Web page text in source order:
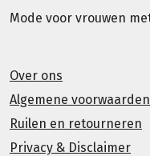
Mode voor vrouwen
Over ons
Algemene voorwaarden
Ruilen en retourneren
Privacy & Disclaimer